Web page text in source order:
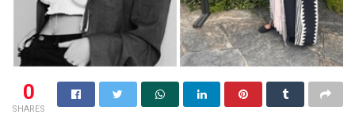
0
SHARES